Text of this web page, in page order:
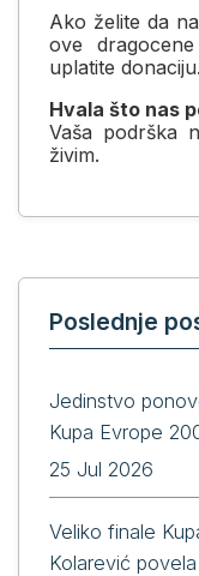
Ako želite da
ove
uplatite donaciju.
Hvala što nas
Vaša podrška
živim.
Poslednje
Jedinstvo
Kupa Evrope
25 Jul 2026
Veliko finale
Kolarević